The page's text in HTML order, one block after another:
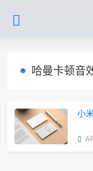
哈曼卡顿音
小